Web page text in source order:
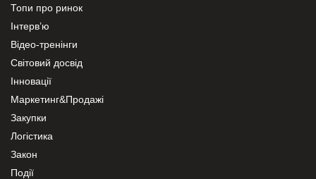
Топи про ринок
Інтерв’ю
Відео-тренінги
Світовий досвід
Інновації
Маркетинг&Продажі
Закупки
Логістика
Закон
Події